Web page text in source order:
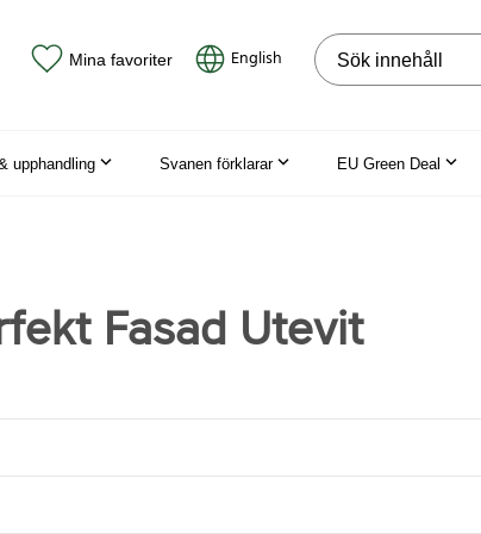
Mina favoriter English Sök på webbplatsen
upphandling Svanen förklarar EU Green Deal
Fasad Utevit